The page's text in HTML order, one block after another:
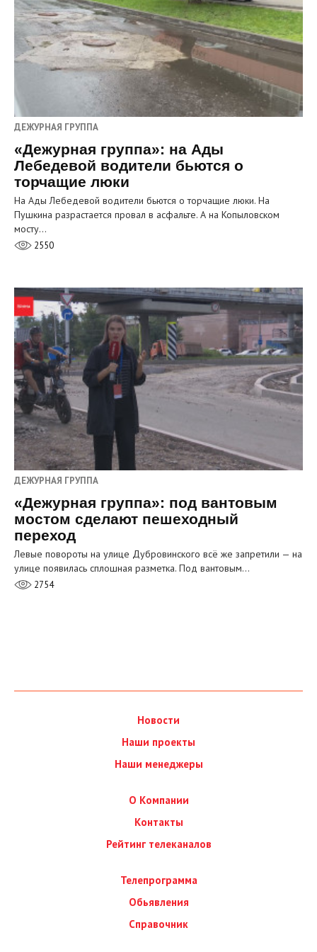
ДЕЖУРНАЯ ГРУППА
«Дежурная группа»: на Ады
Лебедевой водители бьются о
торчащие люки
На Ады Лебедевой водители бьются о торчащие люки. На
Пушкина разрастается провал в асфальте. А на Копыловском
мосту…
2550
ДЕЖУРНАЯ ГРУППА
«Дежурная группа»: под вантовым
мостом сделают пешеходный
переход
Левые повороты на улице Дубровинского всё же запретили — на
улице появилась сплошная разметка. Под вантовым…
2754
Новости
Наши проекты
Наши менеджеры
О Компании
Контакты
Рейтинг телеканалов
Телепрограмма
Обьявления
Справочник